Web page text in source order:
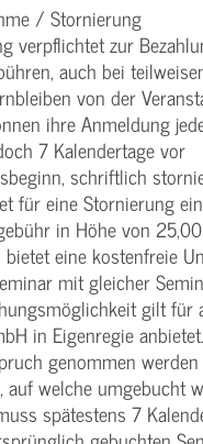
/ Stornierung
verpflichtet zur
auch bei
von der
ihre Anmeldung
7 Kalendertage vor
schriftlich
für eine Stornierung
in Höhe von 25,00
bietet eine kostenfreie
mit gleicher
gilt für
in Eigenregie
genommen
auf welche umgebucht
spätestens 7